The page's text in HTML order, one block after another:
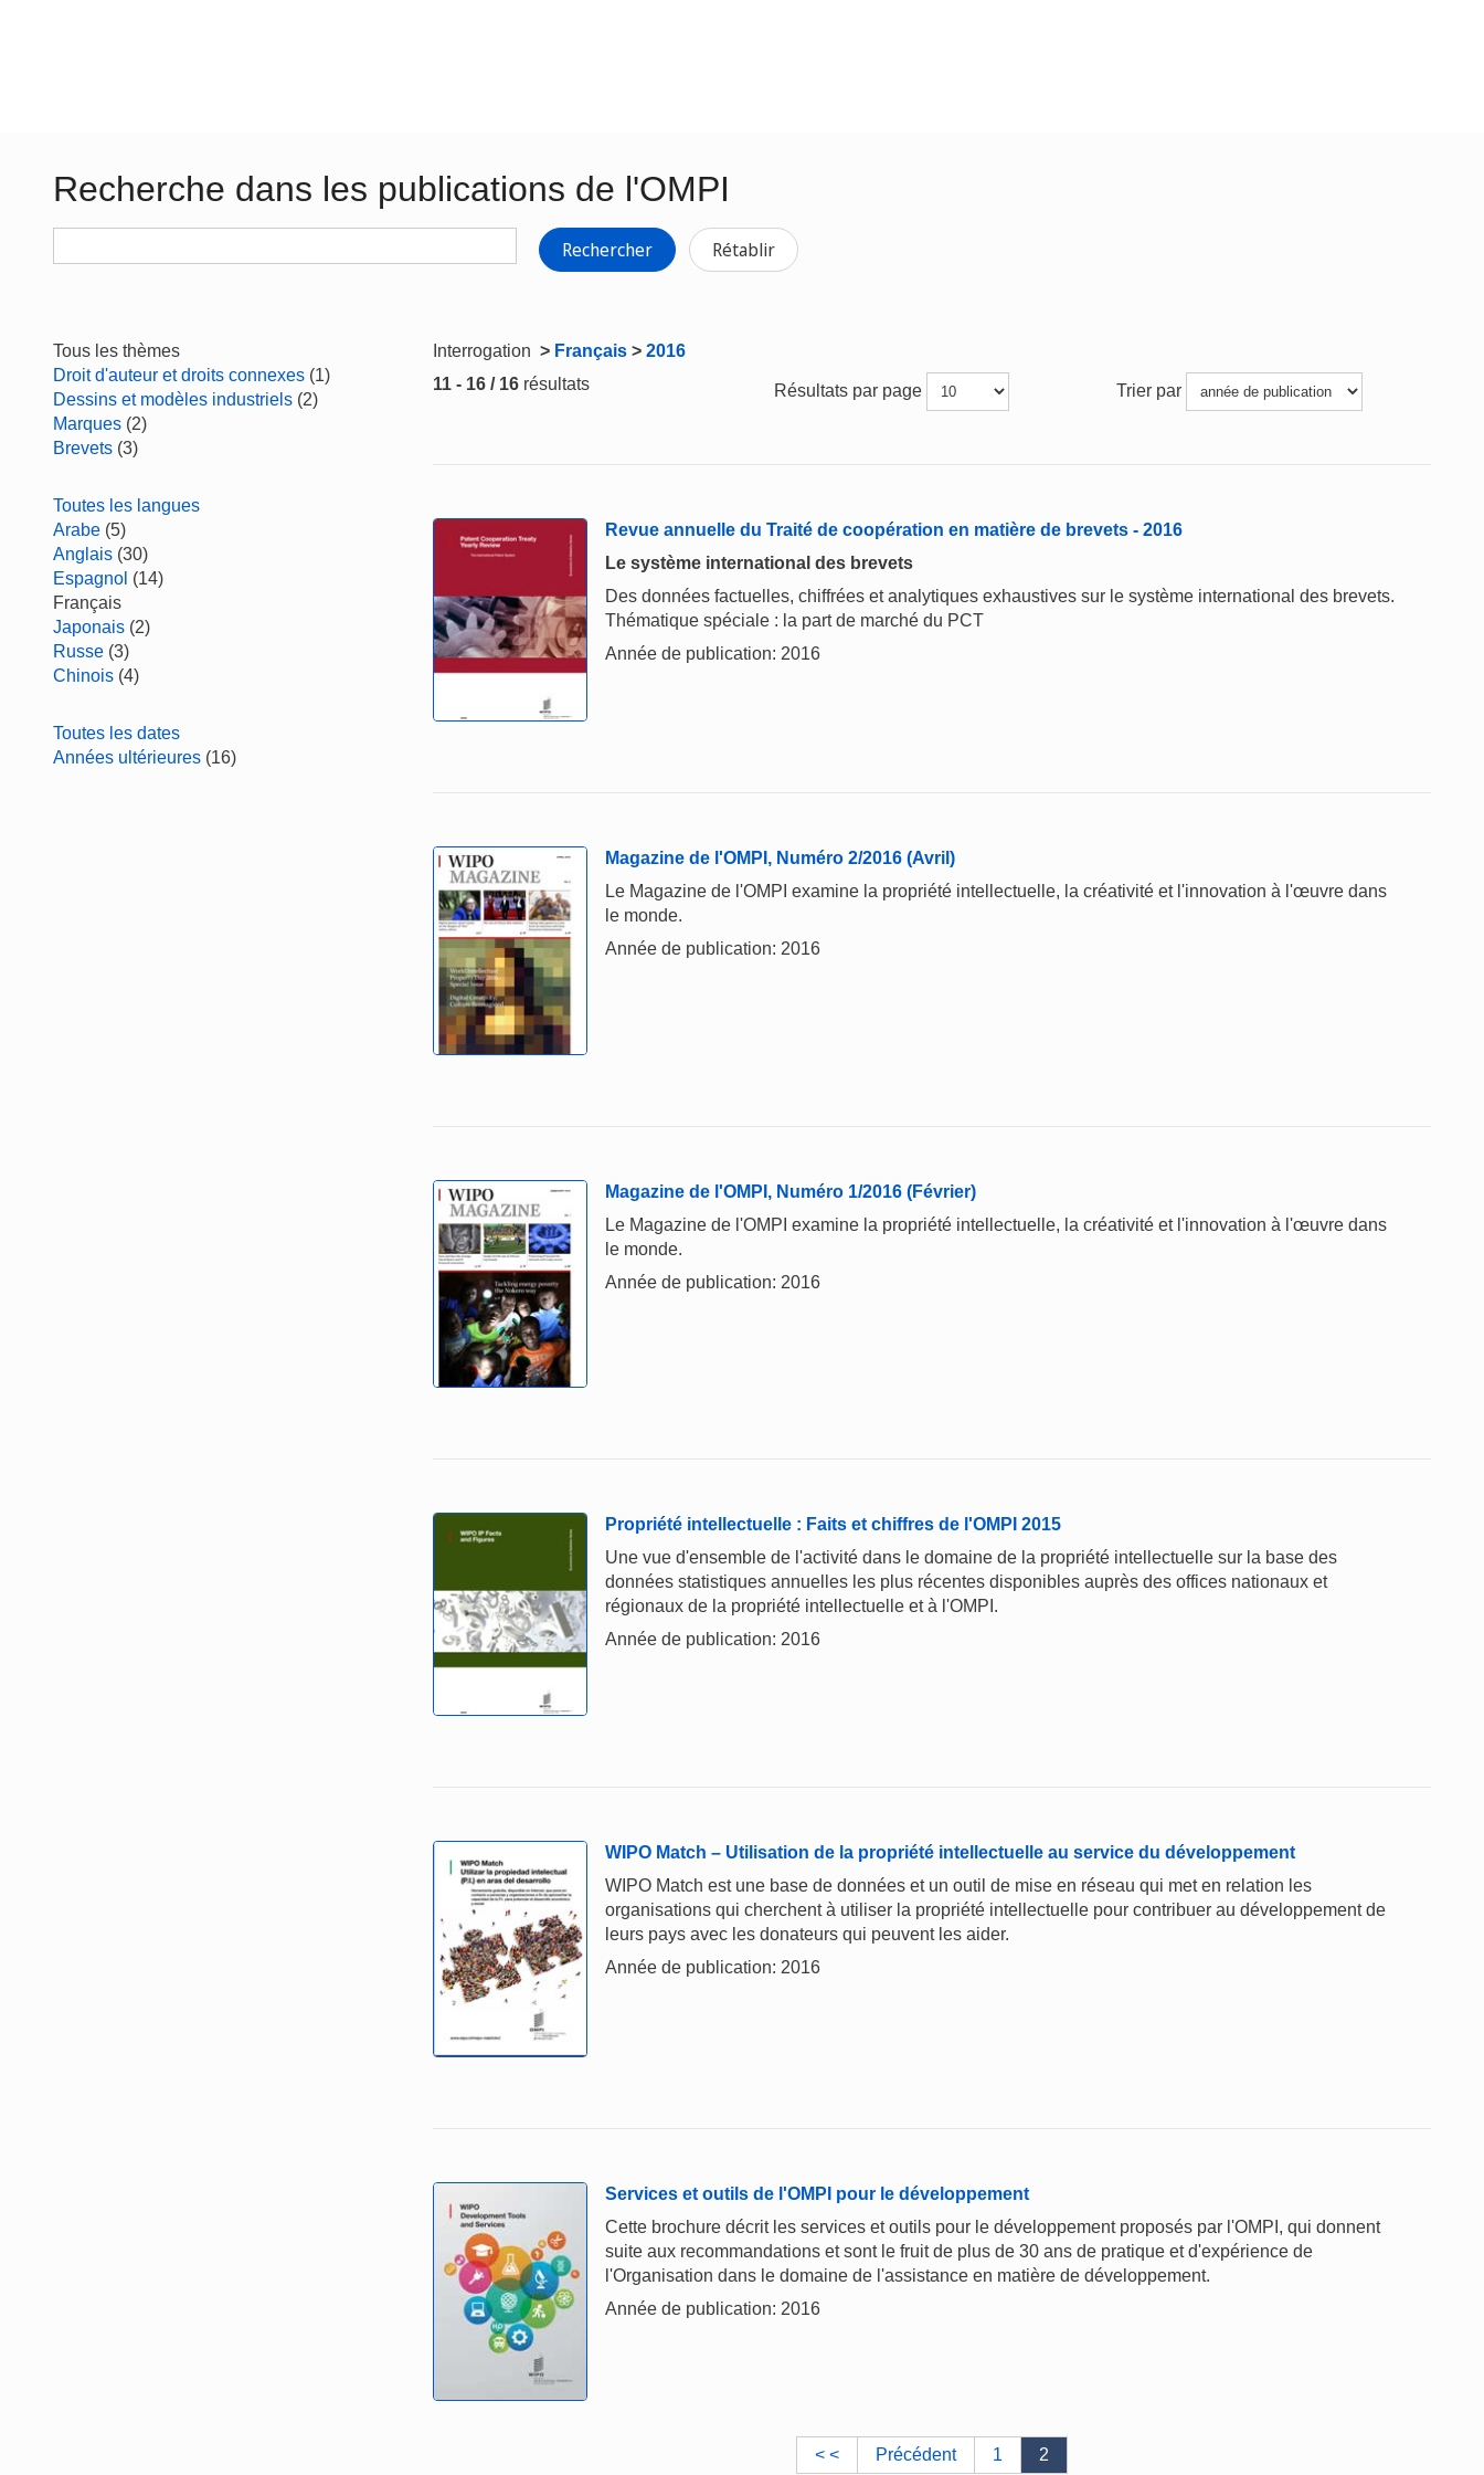
Recherche dans les publications de l'OMPI
Rechercher Rétablir
Tous les thèmes
Droit d'auteur et droits connexes (1)
Dessins et modèles industriels (2)
Marques (2)
Brevets (3)
Toutes les langues
Arabe (5)
Anglais (30)
Espagnol (14)
Français
Japonais (2)
Russe (3)
Chinois (4)
Toutes les dates
Années ultérieures (16)
Interrogation > Français > 2016
11 - 16 / 16 résultats Résultats par page Trier par
Revue annuelle du Traité de coopération en matière de brevets - 2016
Le système international des brevets
Des données factuelles, chiffrées et analytiques exhaustives sur le système international des brevets.
Thématique spéciale : la part de marché du PCT
Année de publication: 2016
Magazine de l'OMPI, Numéro 2/2016 (Avril)
Le Magazine de l'OMPI examine la propriété intellectuelle, la créativité et l'innovation à l'œuvre dans
le monde.
Année de publication: 2016
Magazine de l'OMPI, Numéro 1/2016 (Février)
Le Magazine de l'OMPI examine la propriété intellectuelle, la créativité et l'innovation à l'œuvre dans
le monde.
Année de publication: 2016
Propriété intellectuelle : Faits et chiffres de l'OMPI 2015
Une vue d'ensemble de l'activité dans le domaine de la propriété intellectuelle sur la base des
données statistiques annuelles les plus récentes disponibles auprès des offices nationaux et
régionaux de la propriété intellectuelle et à l'OMPI.
Année de publication: 2016
WIPO Match – Utilisation de la propriété intellectuelle au service du développement
WIPO Match est une base de données et un outil de mise en réseau qui met en relation les
organisations qui cherchent à utiliser la propriété intellectuelle pour contribuer au développement de
leurs pays avec les donateurs qui peuvent les aider.
Année de publication: 2016
Services et outils de l'OMPI pour le développement
Cette brochure décrit les services et outils pour le développement proposés par l'OMPI, qui donnent
suite aux recommandations et sont le fruit de plus de 30 ans de pratique et d'expérience de
l'Organisation dans le domaine de l'assistance en matière de développement.
Année de publication: 2016
< < Précédent 1 2